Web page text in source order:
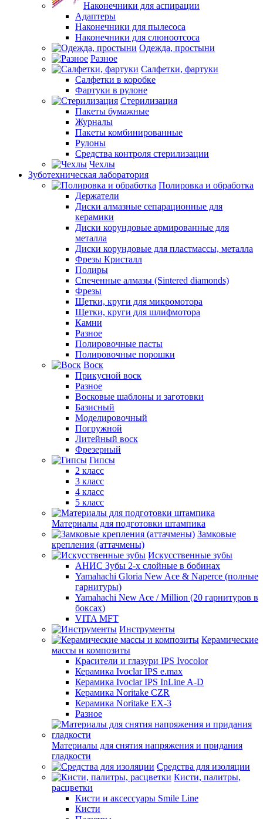
Наконечники для аспирации
Адаптеры
Наконечники для пылесоса
Наконечники для слюноотсоса
Одежда, простыни
Разное
Салфетки, фартуки
Салфетки в коробке
Фартуки в рулоне
Стерилизация
Пакеты бумажные
Журналы
Пакеты комбинированные
Рулоны
Средства контроля стерилизации
Чехлы
Зуботехническая лаборатория
Полировка и обработка
Держатели
Диски алмазные сепарационные для
керамики
Диски корундовые армированные для
металла
Диски корундовые для пластмассы, металла
Фрезы Кристалл
Полиры
Спеченные алмазы (Sintered diamonds)
Фрезы
Щетки, круги для микромотора
Щетки, круги для шлифмотора
Камни
Разное
Полировочные пасты
Полировочные порошки
Воск
Прикусной воск
Разное
Восковые шаблоны и заготовки
Базисный
Моделировочный
Погружной
Литейный воск
Фрезерный
Гипсы
2 класс
3 класс
4 класс
5 класс
Материалы для подготовки штампика
Замковые
крепления (аттачмены)
Искусственные зубы
АНИС Зубы 2-х слойные в бобинах
Yamahachi Gloria New Ace & Naperce (полные
гарнитуры)
Yamahachi New Ace / Million (20 гарнитуров в
боксах)
VITA MFT
Инструменты
Керамические
массы и композиты
Красители и глазури IPS Ivocolor
Керамика Ivoclar IPS e.max
Керамика Ivoclar IPS InLine A-D
Керамика Noritake CZR
Керамика Noritake EX-3
Разное
Материалы для снятия напряжения и придания
гладкости
Средства для изоляции
Кисти, палитры,
расцветки
Кисти и аксессуары Smile Line
Кисти